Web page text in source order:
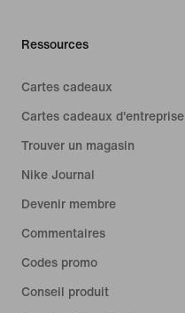
Ressources
Cartes cadeaux
Cartes cadeaux d'entreprise
Trouver un magasin
Nike Journal
Devenir membre
Commentaires
Codes promo
Conseil produit